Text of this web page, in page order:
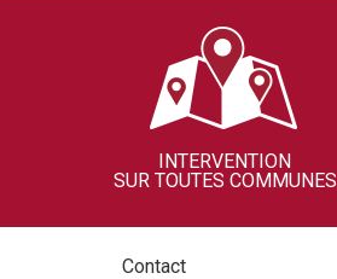
INTERVENTION
SUR TOUTES COMMUNES
Contact